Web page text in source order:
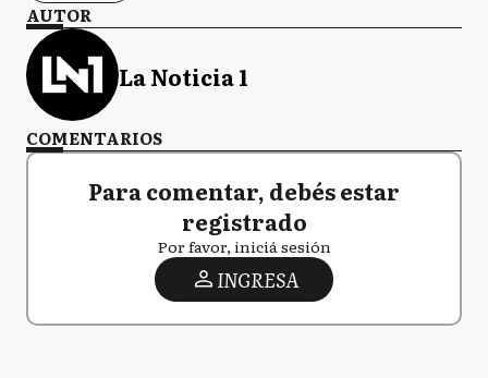
AUTOR
La Noticia 1
COMENTARIOS
Para comentar, debés estar
registrado
Por favor, iniciá sesión
INGRESA